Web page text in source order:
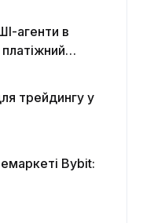
агенти в
трейдингу у
Bybit: